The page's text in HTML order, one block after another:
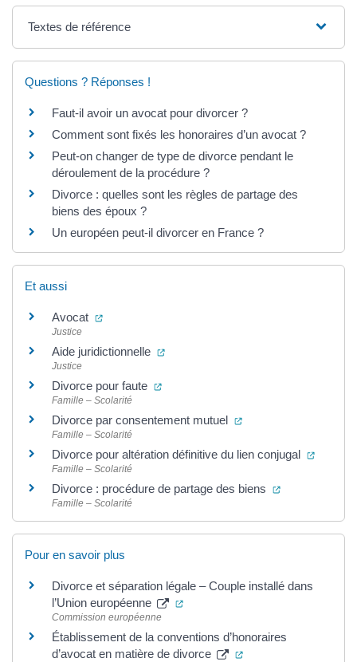
Textes de référence
Questions ? Réponses !
Faut-il avoir un avocat pour divorcer ?
Comment sont fixés les honoraires d’un avocat ?
Peut-on changer de type de divorce pendant le
déroulement de la procédure ?
Divorce : quelles sont les règles de partage des
biens des époux ?
Un européen peut-il divorcer en France ?
Et aussi
Avocat (ouverture dans un nouvel onglet)
Justice
Aide juridictionnelle (ouverture dans un nouvel onglet)
Justice
Divorce pour faute (ouverture dans un nouvel onglet)
Famille – Scolarité
Divorce par consentement mutuel (ouverture dans un
Famille – Scolarité
Divorce pour altération définitive du lien conjugal
Famille – Scolarité
Divorce : procédure de partage des biens (ouverture
Famille – Scolarité
Pour en savoir plus
Divorce et séparation légale – Couple installé dans
l’Union européenne
(ouverture dans un nouvel onglet)
Commission européenne
Établissement de la conventions d’honoraires
d’avocat en matière de divorce
(ouverture dans un